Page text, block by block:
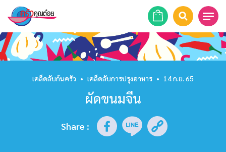
หน้าแรก
สูตรอาหาร
รายการย้อนหลัง
เคล็ดลับก้นครัว • เคล็ดลับการปรุงอาหาร • 14 ก.ย. 65
ผัดขนมจีน
Share :